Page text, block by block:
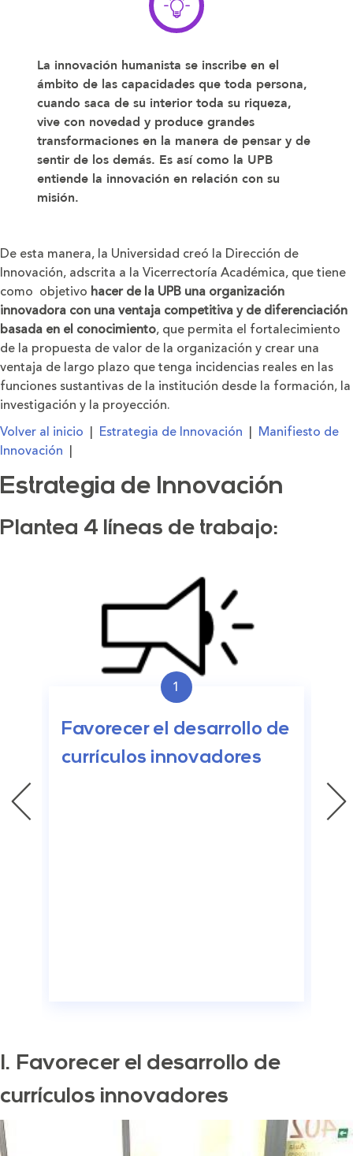
La innovación humanista se inscribe en el
ámbito de las capacidades que toda persona,
cuando saca de su interior toda su riqueza,
vive con novedad y produce grandes
transformaciones en la manera de pensar y de
sentir de los demás. Es así como la UPB
entiende la innovación en relación con su
misión.
De esta manera, la Universidad creó la Dirección de
Innovación, adscrita a la Vicerrectoría Académica, que tiene
como objetivo hacer de la UPB una organización
innovadora con una ventaja competitiva y de diferenciación
basada en el conocimiento, que permita el fortalecimiento
de la propuesta de valor de la organización y crear una
ventaja de largo plazo que tenga incidencias reales en las
funciones sustantivas de la institución desde la formación, la
investigación y la proyección.
Volver al inicio | Estrategia de Innovación | Manifiesto de
Innovación |
Estrategia de Innovación
Plantea 4 líneas de trabajo:
1
Favorecer el desarrollo de
currículos innovadores
1. Favorecer el desarrollo de
currículos innovadores